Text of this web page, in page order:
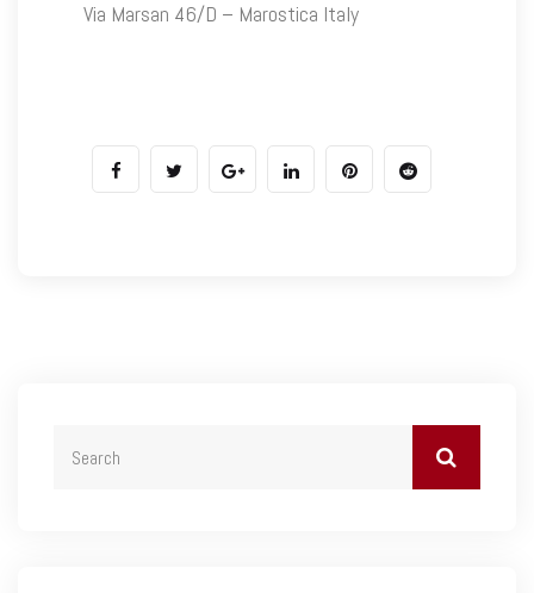
Via Marsan 46/D – Marostica Italy